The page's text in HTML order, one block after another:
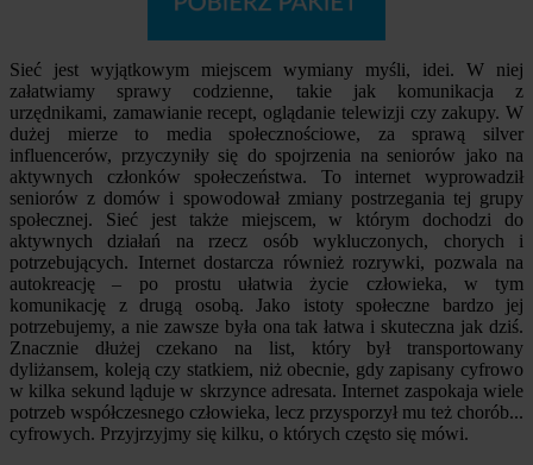
Sieć jest wyjątkowym miejscem wymiany myśli, idei. W niej
załatwiamy sprawy codzienne, takie jak komunikacja z
urzędnikami, zamawianie recept, oglądanie telewizji czy zakupy. W
dużej mierze to media społecznościowe, za sprawą silver
influencerów, przyczyniły się do spojrzenia na seniorów jako na
aktywnych członków społeczeństwa. To internet wyprowadził
seniorów z domów i spowodował zmiany postrzegania tej grupy
społecznej. Sieć jest także miejscem, w którym dochodzi do
aktywnych działań na rzecz osób wykluczonych, chorych i
potrzebujących. Internet dostarcza również rozrywki, pozwala na
autokreację – po prostu ułatwia życie człowieka, w tym
komunikację z drugą osobą. Jako istoty społeczne bardzo jej
potrzebujemy, a nie zawsze była ona tak łatwa i skuteczna jak dziś.
Znacznie dłużej czekano na list, który był transportowany
dyliżansem, koleją czy statkiem, niż obecnie, gdy zapisany cyfrowo
w kilka sekund ląduje w skrzynce adresata. Internet zaspokaja wiele
potrzeb współczesnego człowieka, lecz przysporzył mu też chorób...
cyfrowych. Przyjrzyjmy się kilku, o których często się mówi.